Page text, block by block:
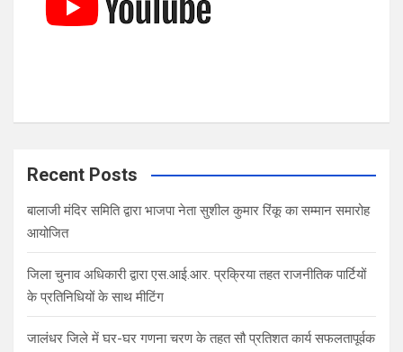
Recent Posts
बालाजी मंदिर समिति द्वारा भाजपा नेता सुशील कुमार रिंकू का सम्मान समारोह
आयोजित
जिला चुनाव अधिकारी द्वारा एस.आई.आर. प्रक्रिया तहत राजनीतिक पार्टियों
के प्रतिनिधियों के साथ मीटिंग
जालंधर जिले में घर-घर गणना चरण के तहत सौ प्रतिशत कार्य सफलतापूर्वक